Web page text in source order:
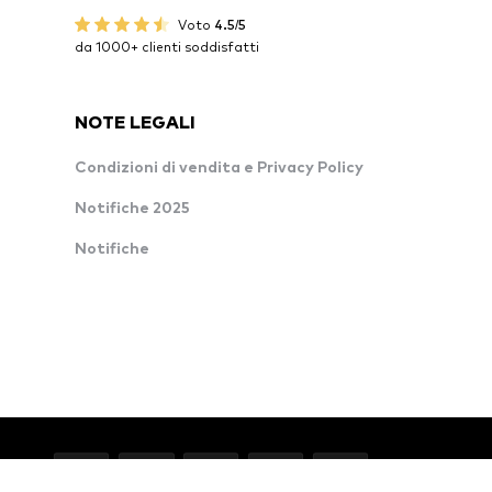
Voto 4.5/5
da 1000+ clienti soddisfatti
NOTE LEGALI
Condizioni di vendita e Privacy Policy
Notifiche 2025
Notifiche